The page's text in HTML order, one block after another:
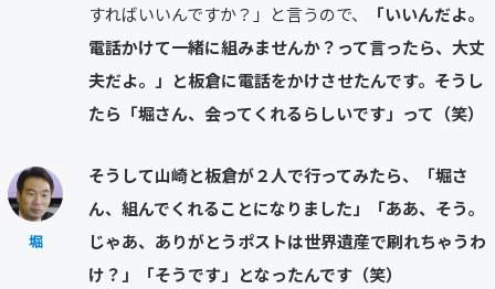
すればいいんですか？」と言うので、
「いいんだよ。
電話かけて一緒に組みませんか？って言ったら、大丈
夫だよ。」と板倉に電話をかけさせたんです。そうし
たら「堀さん、会ってくれるらしいです」って（笑）
堀
そうして山崎と板倉が２人で行ってみたら、「堀さ
ん、組んでくれることになりました」「ああ、そう。
じゃあ、ありがとうポストは世界遺産で刷れちゃうわ
け？」「そうです」となったんです（笑）